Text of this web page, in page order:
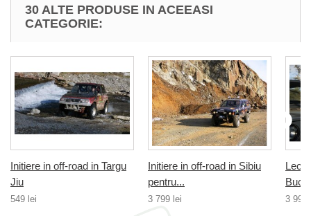
30 ALTE PRODUSE IN ACEEASI
CATEGORIE:
Initiere in off-road in Targu
Jiu
549 lei
Initiere in off-road in Sibiu
pentru...
3 799 lei 3 999